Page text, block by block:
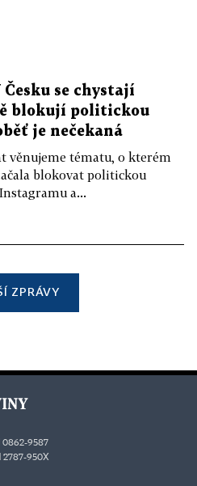
se chystají
blokují politickou
je nečekaná
věnujeme tématu, o kterém
blokovat politickou
a...
ZPRÁVY
9587
2787-950X